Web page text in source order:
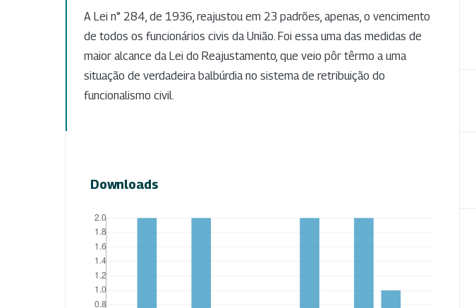
A Lei n° 284, de 1936, reajustou em 23 padrões, apenas, o vencimento
de todos os funcionários civis da União. Foi essa uma das medidas de
maior alcance da Lei do Reajustamento, que veio pôr têrmo a uma
situação de verdadeira balbúrdia no sistema de retribuição do
funcionalismo civil.
Downloads